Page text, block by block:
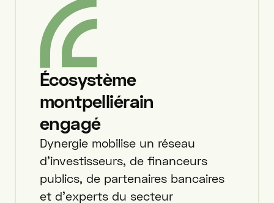
Écosystème
montpelliérain
engagé
Dynergie mobilise un réseau
d’investisseurs, de financeurs
publics, de partenaires bancaires
et d’experts du secteur